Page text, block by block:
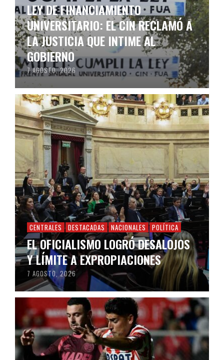
LEY DE FINANCIAMIENTO
UNIVERSITARIO: EL CIN RECLAMÓ A
LA JUSTICIA QUE INTIME AL
GOBIERNO
7 AGOSTO, 2026
CENTRALES DESTACADAS NACIONALES POLÍTICA
EL OFICIALISMO LOGRÓ DESALOJOS
Y LÍMITE A EXPROPIACIONES
7 AGOSTO, 2026